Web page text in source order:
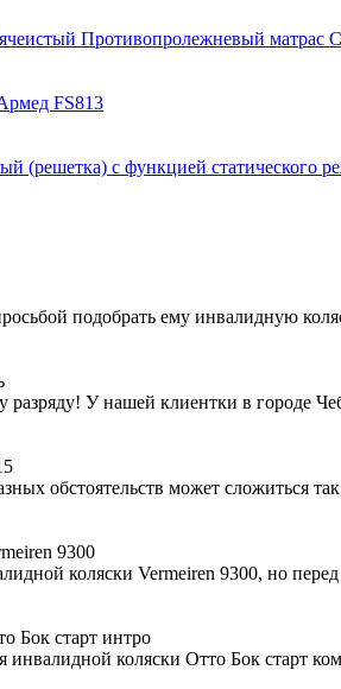
Противопролежневый матрас
FS813
подобрать ему инвалидную
разряду! У нашей клиентки в городе
обстоятельств может сложиться
9300
коляски Vermeiren 9300, но
Бок старт интро
коляски Отто Бок старт